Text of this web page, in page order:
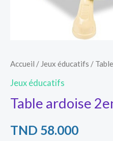
Accueil / Jeux éducatifs /
Jeux éducatifs
Table ardoise
TND 58.000